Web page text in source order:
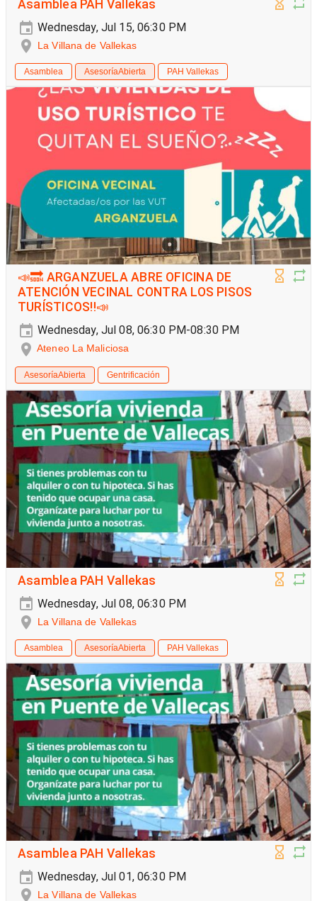
Asamblea PAH Vallekas
Wednesday, Jul 15, 06:30 PM
La Villana de Vallekas
Asamblea AsesoríaAbierta PAH Vallekas
📣🔜 ARGANZUELA ABRE OFICINA DE
ATENCIÓN VECINAL CONTRA LOS PISOS
TURÍSTICOS‼️📣
Wednesday, Jul 08, 06:30 PM-08:30 PM
Ateneo La Maliciosa
AsesoríaAbierta Gentrificación
Asamblea PAH Vallekas
Wednesday, Jul 08, 06:30 PM
La Villana de Vallekas
Asamblea AsesoríaAbierta PAH Vallekas
Asamblea PAH Vallekas
Wednesday, Jul 01, 06:30 PM
La Villana de Vallekas